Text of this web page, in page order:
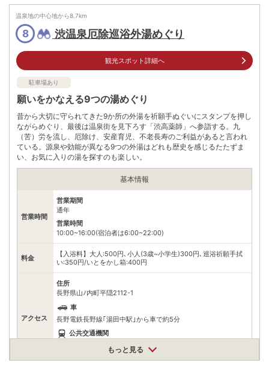
※【要予約】フュージングコース体験は20～30分ほどでおわり
ますが、出来た作品は溶着するため、お渡しは１週間ほど後にな
ります。
長野県千曲市上山田温泉1丁目39-1
しなの鉄道線戸倉駅より､車で約10分
しなの鉄道線戸倉駅より徒歩約20分
駐車場
情報なし
※近隣駐車場を利用
電話番号 0262751123
※ 掲載情報は変更になる場合があります。最新の内容はご利用前にご自身でお
※ 料金情報は税込・税抜表記が混ざっております。正しい金額はご利用前にご
自身でお問合せください。
温泉地の中心地から8.7km
8 渋温泉厄除巡浴外湯めぐり
観光スポット詳細へ
駐車場あり
願いをかなえる9つの湯めぐり
昔から大切に守られてきた9か所の外湯を祈願手ぬぐいにスタンプを押し
ながらめぐり、最後は温泉街を見下ろす「渋高薬師」へ参詣する。九
（苦）労を流し、厄除け、安産育児、不老長寿のご利益があると言われ
ている。源泉や効能が異なる9つの外湯はどれも歴史を感じるたたずま
い、お気に入りの湯を探すのも楽しい。
基本情報
営業時間
営業期間
通年
営業時間
10:00~16:00(宿泊者は6:00~22:00)
料金
【入浴料】大人:500円､小人(3歳~小学生)300円､巡浴祈願手拭
い:350円/いとをかし箱:400円
アクセス
住所
長野県山ﾉ内町平隠2112-1
車
長野電鉄長野線｢湯田中駅｣から車で約5分
公共交通機関
長野電鉄長野線｢湯田中駅｣から長電バス志賀高原方面行きで約5
分､渋温泉下車すぐもっと見る